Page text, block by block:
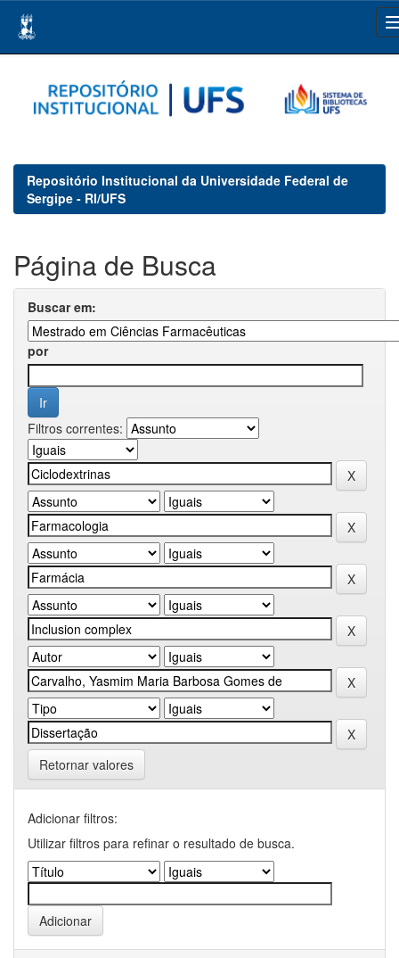
navigation
Repositório Institucional da Universidade Federal de
Sergipe - RI/UFS
Página de Busca
Buscar em:
por
Filtros correntes:
Retornar valores
Adicionar filtros:
Utilizar filtros para refinar o resultado de busca.